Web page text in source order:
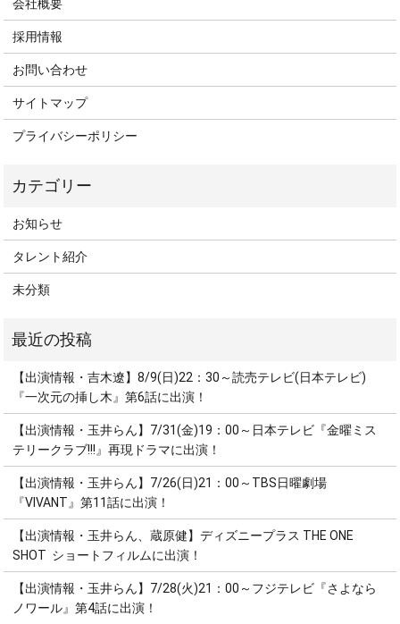
会社概要
採用情報
お問い合わせ
サイトマップ
プライバシーポリシー
お知らせ
タレント紹介
未分類
【出演情報・吉木遼】8/9(日)22：30～読売テレビ(日本テレビ)
『一次元の挿し木』第6話に出演！
【出演情報・玉井らん】7/31(金)19：00～日本テレビ『金曜ミス
テリークラブ!!!』再現ドラマに出演！
【出演情報・玉井らん】7/26(日)21：00～TBS日曜劇場
『VIVANT』第11話に出演！
【出演情報・玉井らん、蔵原健】ディズニープラス THE ONE
SHOT ショートフィルムに出演！
【出演情報・玉井らん】7/28(火)21：00～フジテレビ『さよなら
ノワール』第4話に出演！